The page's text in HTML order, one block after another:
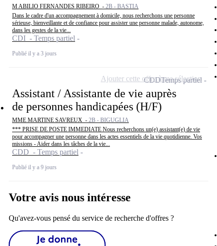
M ABILIO FERNANDES RIBEIRO - 2B - BASTIA
Dans le cadre d'un accompagnement à domicile, nous recherchons une personne
sérieuse, bienveillante et de confiance pour assister une personne malade, autonome,
dans les gestes de la vie...
CDI - Temps partiel
Publié il y a 3 jours
Assistant / Assistante de vie auprès
de personnes handicapées (H/F)
MME MARTINE SAVREUX - 2B - BIGUGLIA
*** PRISE DE POSTE IMMEDIATE Nous recherchons un(e) assistant(e) de vie
pour accompagner une personne dans les actes essentiels de la vie quotidienne. Vos
missions - Aider dans les tâches de la vie...
CDD - Temps partiel
Publié il y a 9 jours
CDDTemps partiel
Ajouter cette offre à ma sélection
Votre avis nous intéresse
Qu'avez-vous pensé du service de recherche d'offres ?